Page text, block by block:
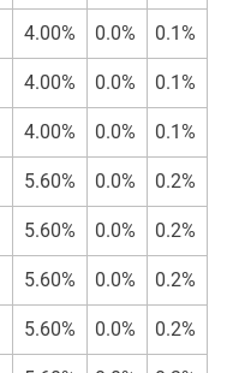
4.00% 0.0% 0.1%
4.00% 0.0% 0.1%
4.00% 0.0% 0.1%
5.60% 0.0% 0.2%
5.60% 0.0% 0.2%
5.60% 0.0% 0.2%
5.60% 0.0% 0.2%